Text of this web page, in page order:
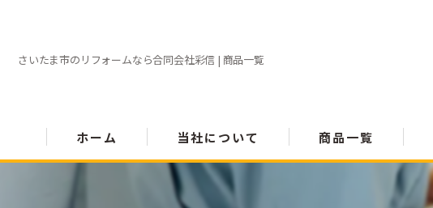
さいたま市のリフォームなら合同会社彩信 | 商品一覧
ホーム 当社について 商品一覧